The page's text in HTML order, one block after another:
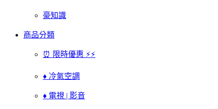
豪知識
商品分類
⏰ 限時優惠 ⚡⚡
♦ 冷氣空調
♦ 電視 | 影音